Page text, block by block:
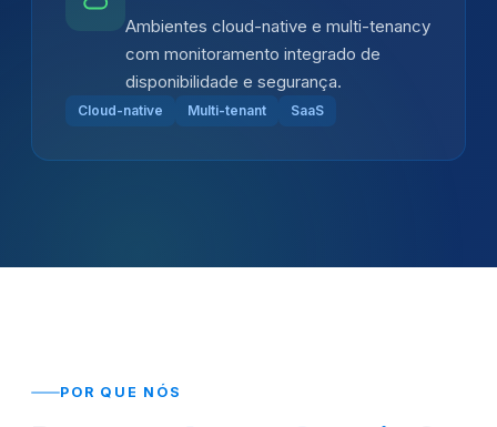
Ambientes cloud-native e multi-tenancy
com monitoramento integrado de
disponibilidade e segurança.
Cloud-native Multi-tenant SaaS
POR QUE NÓS